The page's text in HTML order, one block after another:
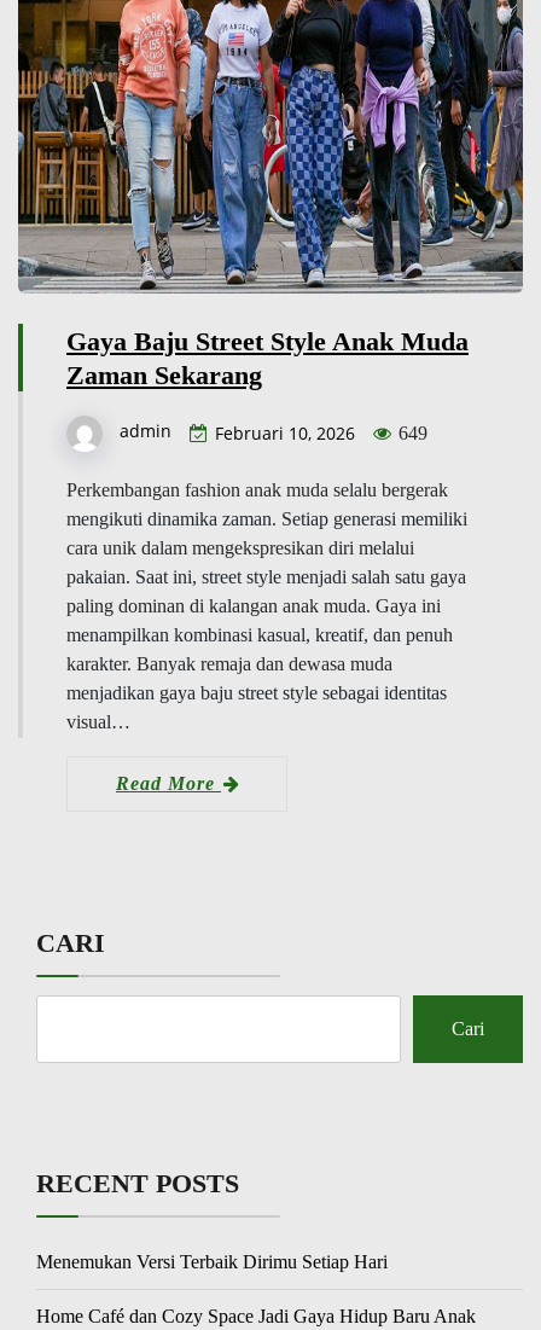
Gaya Baju Street Style Anak Muda
Zaman Sekarang
admin Februari 10, 2026 649
Perkembangan fashion anak muda selalu bergerak
mengikuti dinamika zaman. Setiap generasi memiliki
cara unik dalam mengekspresikan diri melalui
pakaian. Saat ini, street style menjadi salah satu gaya
paling dominan di kalangan anak muda. Gaya ini
menampilkan kombinasi kasual, kreatif, dan penuh
karakter. Banyak remaja dan dewasa muda
menjadikan gaya baju street style sebagai identitas
visual…
Read More
CARI
Cari
RECENT POSTS
Menemukan Versi Terbaik Dirimu Setiap Hari
Home Café dan Cozy Space Jadi Gaya Hidup Baru Anak